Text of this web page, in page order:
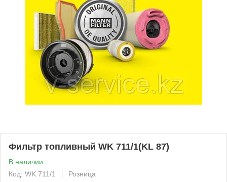
Фильтр топливный WK 711/1(KL 87)
В наличии
Код: WK 711/1
Розница